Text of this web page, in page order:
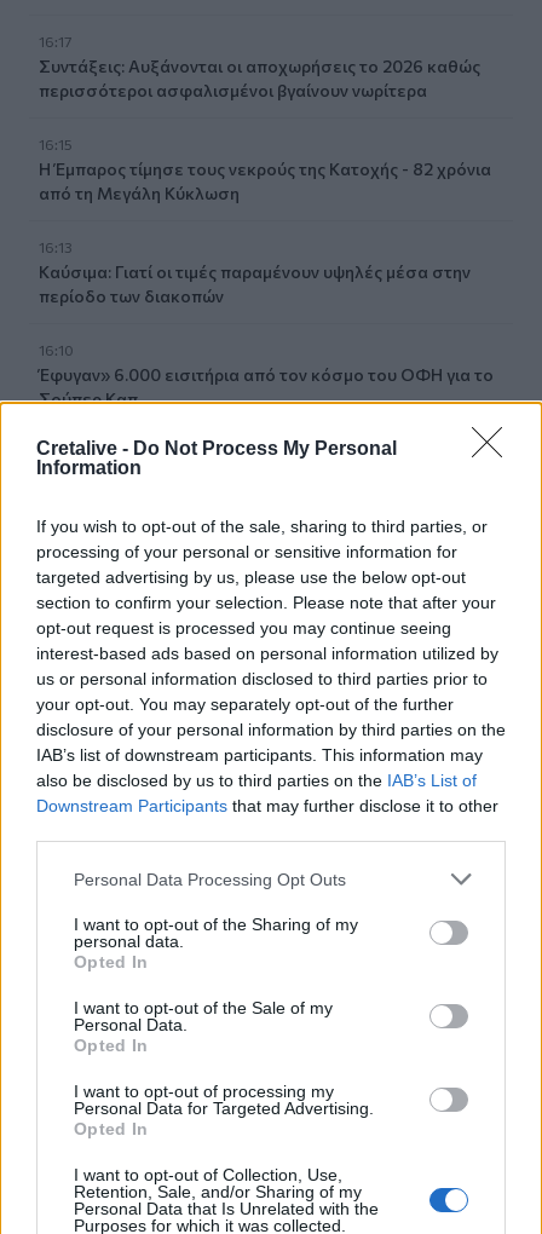
Cretalive - Do Not Process My Personal
Information
If you wish to opt-out of the sale, sharing to third parties, or
processing of your personal or sensitive information for
targeted advertising by us, please use the below opt-out
section to confirm your selection. Please note that after your
opt-out request is processed you may continue seeing
interest-based ads based on personal information utilized by
us or personal information disclosed to third parties prior to
your opt-out. You may separately opt-out of the further
disclosure of your personal information by third parties on the
IAB’s list of downstream participants. This information may
also be disclosed by us to third parties on the IAB’s List of
Downstream Participants that may further disclose it to other
Personal Data Processing Opt Outs
I want to opt-out of the Sharing of my
personal data.
Opted In
I want to opt-out of the Sale of my
Personal Data.
Opted In
I want to opt-out of processing my
Personal Data for Targeted Advertising.
Opted In
I want to opt-out of Collection, Use,
Retention, Sale, and/or Sharing of my
Personal Data that Is Unrelated with the
Purposes for which it was collected.
16:17
Συντάξεις: Αυξάνονται οι αποχωρήσεις το 2026 καθώς
περισσότεροι ασφαλισμένοι βγαίνουν νωρίτερα
16:15
Η Έμπαρος τίμησε τους νεκρούς της Κατοχής - 82 χρόνια
από τη Μεγάλη Κύκλωση
16:13
Καύσιμα: Γιατί οι τιμές παραμένουν υψηλές μέσα στην
περίοδο των διακοπών
16:10
Έφυγαν» 6.000 εισιτήρια από τον κόσμο του ΟΦΗ για το
Σούπερ Καπ
15:54
Ο Γ. Αγριμανάκης Αντιδήμαρχος Υπηρεσίας το Σάββατο 8
15:48
Δυτική Αττική: Ολοκληρώθηκαν οι αυτοψίες στις
πυρόπληκτες περιοχές
15:43
Εντυπωσιάζουν οι εικόνες από το νέο αεροδρόμιο στο
Καστέλλι - Δείτε βίντεο
15:38
Πολιτική Προστασία: Νέα εναέρια μέσα και τεχνολογία
15:36
προτεραιότητες της κυβέρνησης»
Η 97χρονη που περπάτησε πάνω σε φτερό αεροπλάνου